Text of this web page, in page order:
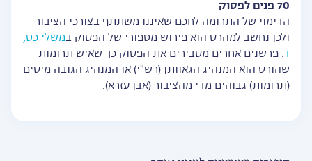
70 פנים לפסוק
הדימוי של התרומה לחכם שאיננו משתתף בצורכי הציבור
ולכן נחשב למהרס הוא פירוש מטפורי של הפסוק במשלי כט,
ד. פרשנים אחרים מסבירים את הפסוק כך שאיש תרומות
שהורס הוא המנהיג הגאוותן (רש"י) או המנהיג הגובה מיסים
(תרומות) גבוהים מדי מהציבור (אבן עזרא).